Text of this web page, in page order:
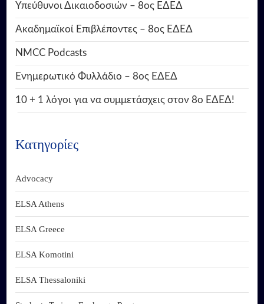
Υπεύθυνοι Δικαιοδοσιών – 8ος ΕΔΕΔ
Ακαδημαϊκοί Επιβλέποντες – 8ος ΕΔΕΔ
NMCC Podcasts
Ενημερωτικό Φυλλάδιο – 8ος ΕΔΕΔ
10 + 1 λόγοι για να συμμετάσχεις στον 8ο ΕΔΕΔ!
Κατηγορίες
Advocacy
ELSA Athens
ELSA Greece
ELSA Komotini
ELSA Thessaloniki